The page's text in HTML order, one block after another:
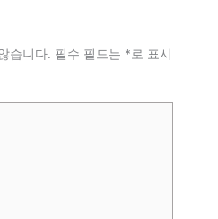
습니다. 필수 필드는 *로 표시